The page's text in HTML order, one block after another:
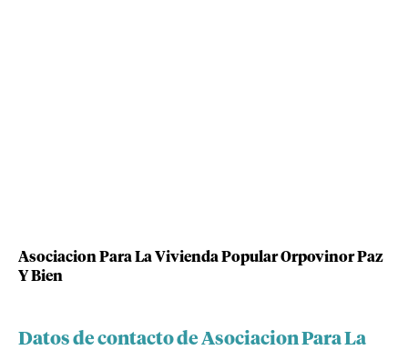
Asociacion Para La Vivienda Popular Orpovinor Paz
Y Bien
Datos de contacto de Asociacion Para La